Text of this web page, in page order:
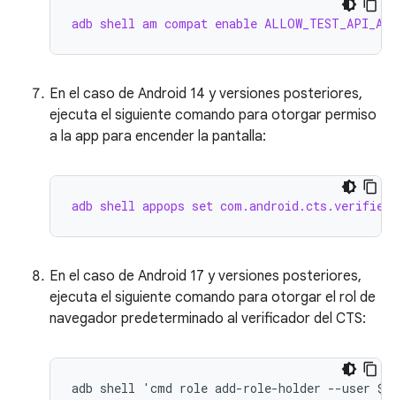
adb shell am compat enable
En el caso de Android 14 y versiones posteriores,
ejecuta el siguiente comando para otorgar permiso
a la app para encender la pantalla:
adb shell appops set com.android.cts.verifier
En el caso de Android 17 y versiones posteriores,
ejecuta el siguiente comando para otorgar el rol de
navegador predeterminado al verificador del CTS: